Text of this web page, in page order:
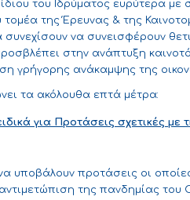
του Ιδρύματος ευρύτερα
της Έρευνας & της
να συνεισφέρουν
στην ανάπτυξη
γρήγορης ανάκαμψης της
τα ακόλουθα επτά μέτρα:
για Προτάσεις σχετικές με
υποβάλουν προτάσεις οι
της πανδημίας του